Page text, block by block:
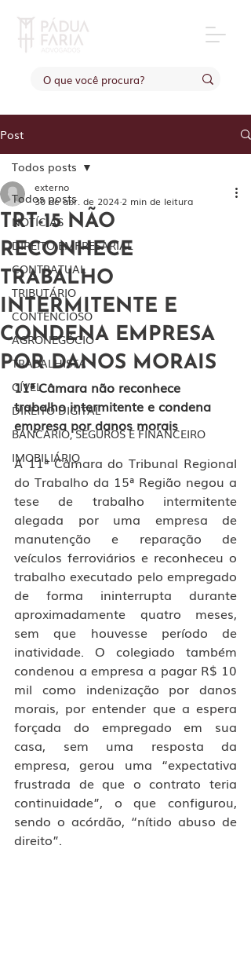
Post
Todos posts
NOTÍCIAS
DIREITO EMPRESARIAL
CONTRATUAL
TRIBUTÁRIO
CONTENCIOSO
AGRONEGÓCIO
TRABALHISTA
CÍVEL
DIREITO DIGITAL
BANCÁRIO, SEGUROS E FINANCEIRO
IMOBILIÁRIO
Todos posts
TRT-15 NÃO
RECONHECE
TRABALHO
INTERMITENTE E
CONDENA EMPRESA
POR DANOS MORAIS
externo
30 de abr. de 2024 2 min de leitura
11ª Câmara não reconhece
trabalho intermitente e condena
empresa por danos morais
A 11ª Câmara do Tribunal Regional
do Trabalho da 15ª Região negou a
tese de trabalho intermitente
alegada por uma empresa de
manutenção e reparação de
veículos ferroviários e reconheceu o
trabalho executado pelo empregado
de forma ininterrupta durante
aproximadamente quatro meses,
sem que houvesse período de
inatividade. O colegiado também
condenou a empresa a pagar R$ 10
mil como indenização por danos
morais, por entender que a espera
forçada do empregado em sua
casa, sem uma resposta da
empresa, gerou uma “expectativa
frustrada de que o contrato teria
continuidade”, o que configurou,
sendo o acórdão, “nítido abuso de
direito”.